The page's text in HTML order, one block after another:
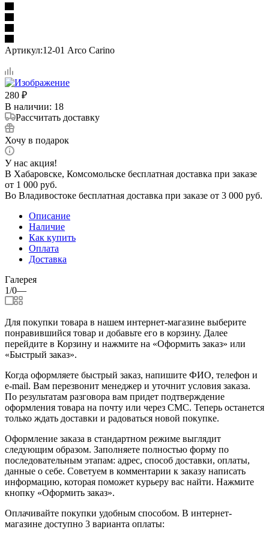
Артикул:12-01 Arco Carino
280 ₽
В наличии: 18
Рассчитать доставку
Хочу в подарок
У нас акция!
В Хабаровске, Комсомольске бесплатная доставка при заказе
от 1 000 руб.
Во Владивостоке бесплатная доставка при заказе от 3 000 руб.
Описание
Наличие
Как купить
Оплата
Доставка
Галерея
1/0—
Для покупки товара в нашем интернет-магазине выберите
понравившийся товар и добавьте его в корзину. Далее
перейдите в Корзину и нажмите на «Оформить заказ» или
«Быстрый заказ».
Когда оформляете быстрый заказ, напишите ФИО, телефон и
e-mail. Вам перезвонит менеджер и уточнит условия заказа.
По результатам разговора вам придет подтверждение
оформления товара на почту или через СМС. Теперь останется
только ждать доставки и радоваться новой покупке.
Оформление заказа в стандартном режиме выглядит
следующим образом. Заполняете полностью форму по
последовательным этапам: адрес, способ доставки, оплаты,
данные о себе. Советуем в комментарии к заказу написать
информацию, которая поможет курьеру вас найти. Нажмите
кнопку «Оформить заказ».
Оплачивайте покупки удобным способом. В интернет-
магазине доступно 3 варианта оплаты: